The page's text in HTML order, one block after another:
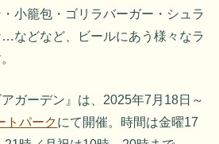
小籠包・ゴリラバーガー・シュラ
などなど、ビールにあう様々なラ
アガーデン』は、2025年7月18日～
トパーク にて開催。時間は金曜17